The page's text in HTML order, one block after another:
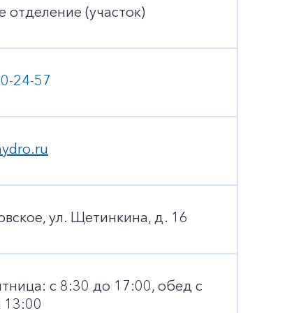
обратный звонок
клиентам
клиентам
отделение (участок)
24-57
ул. Щетинкина, д. 16
с 8:30 до 17:00, обед с
13:00